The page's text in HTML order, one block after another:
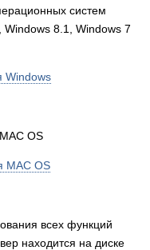
систем
8.1, Windows 7
Windows
OS
MAC OS
всех функций
находится на диске